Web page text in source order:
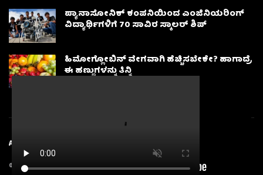
ಪ್ಯಾನಾಸೋನಿಕ್ ಕಂಪನಿಯಿಂದ ಎಂಜಿನಿಯರಿಂಗ್
ವಿದ್ಯಾರ್ಥಿಗಳಿಗೆ 70 ಸಾವಿರ ಸ್ಕಾಲರ್ ಶಿಪ್
ಹಿಮೋಗ್ಲೋಬಿನ್ ವೇಗವಾಗಿ ಹೆಚ್ಚಿಸಬೇಕೇ? ಹಾಗಾದ್ರೆ
ಈ ಹಣ್ಣುಗಳನ್ನು ತಿನ್ನಿ
About
© 2025Karnatakanewsbeat